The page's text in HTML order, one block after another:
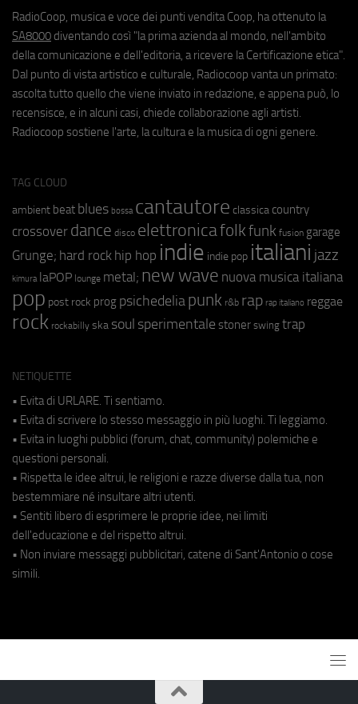
RadioCoop, musica e voce dei punti vendita Coop, ha ottenuto la
SA8000 diventando così "la prima azienda al mondo, nell'ambito
della comunicazione e dell'editoria, a ricevere la Certificazione etica".
Dal punto di vista artistico e culturale, Radiocoop vanta un primato:
ascolta tutto quello che viene inviato in redazione, e appena può, lo
recensisce, e in alcuni casi, chiede collaborazione agli artisti.
Radiocoop sostiene l'arte, la cultura e la musica di ogni genere.
TAG CLOUD
ambient beat blues bossa cantautore classica country
crossover dance disco elettronicafolkfunk fusion garage
Grunge; hard rock hip hop indie indie pop italiani jazz
kimura laPOP lounge metal; new wave nuova musica italiana
pop post rock prog psichedeliapunk r&b rap rap italiano reggae
rock rockabilly ska soul sperimentale stoner swing trap
NETIQUETTE
• Evita di URLARE. Ti sentiamo.
• Evita di scrivere lo stesso messaggio in più luoghi. Ti leggiamo.
• Evita in luoghi pubblici (forum, chat, community) polemiche e
questioni personali.
• Rispetta le idee altrui, le religioni e razze diverse dalla tua, non
bestemmiare né insultare altri utenti.
• Sentiti libero di esprimere le proprie idee, nei limiti
dell'educazione e del rispetto altrui.
• Non inviare messaggi pubblicitari, catene di Sant'Antonio o cose
simili.